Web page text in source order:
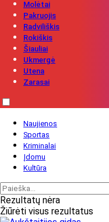
Molėtai
Pakruojis
Radviliškis
Rokiškis
Šiauliai
Ukmergė
Utena
Zarasai
Naujienos
Sportas
Kriminalai
Įdomu
Kultūra
Rezultatų nėra
Žiūrėti visus rezultatus